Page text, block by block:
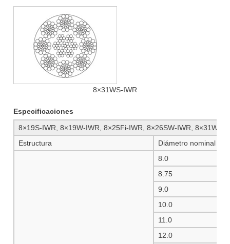
8×31WS-IWR
Especificaciones
8×19S-IWR, 8×19W-IWR, 8×25Fi-IWR, 8×26SW-IWR, 8×31WS-
Estructura
Diámetro nominal
8.0
8.75
9.0
10.0
11.0
12.0